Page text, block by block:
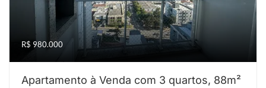
R$ 980.000
Apartamento à Venda com 3 quartos, 88m²